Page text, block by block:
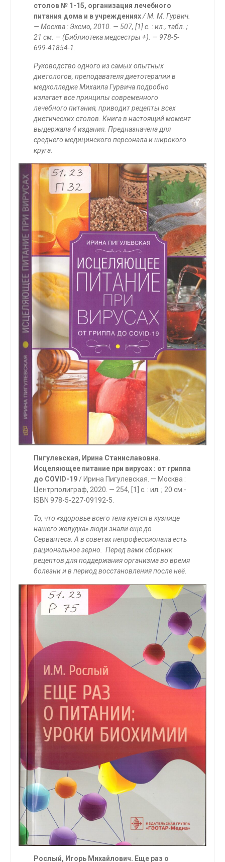
столов № 1-15, организация лечебного
питания дома и в учреждениях/ М. М. Гурвич.
— Москва : Эксмо, 2010. — 507, [1] с. : ил., табл. ;
21 см. — (Библиотека медсестры +). — 978-5-
699-41854-1.
Руководство одного из самых опытных
диетологов, преподавателя диетотерапии в
медколледже Михаила Гурвича подробно
излагает все принципы современного
лечебного питания, приводит рецепты всех
диетических столов. Книга в настоящий момент
выдержала 4 издания. Предназначена для
среднего медицинского персонала и широкого
круга.
Пигулевская, Ирина Станиславовна.
Исцеляющее питание при вирусах : от гриппа
до COVID-19 / Ирина Пигулевская. — Москва :
Центрполиграф, 2020. — 254, [1] с. : ил. ; 20 см.-
ISBN 978-5-227-09192-5.
То, что «здоровье всего тела куется в кузнице
нашего желудка» люди знали ещё до
Сервантеса. А в советах непрофессионала есть
рациональное зерно. Перед вами сборник
рецептов для поддержания организма во время
болезни и в период восстановления после неё.
Рослый, Игорь Михайлович. Еще раз о